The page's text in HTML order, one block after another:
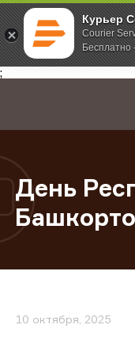
Курьер
Courier
Бесплатно
;
Главная О компании
День
10 октября, 2025